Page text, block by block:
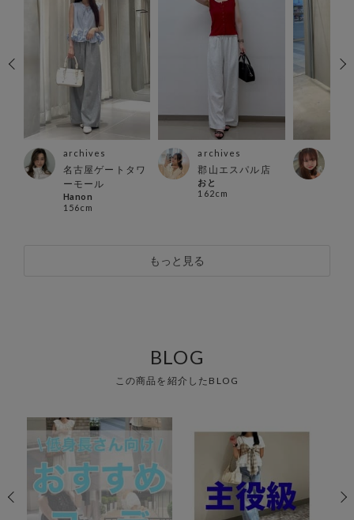
archives
名古屋ゲートタワ
ーモール
Hanon
156cm
archives
郡山エスパル店
おと
162cm
もっと見る
BLOG
この商品を紹介したBLOG